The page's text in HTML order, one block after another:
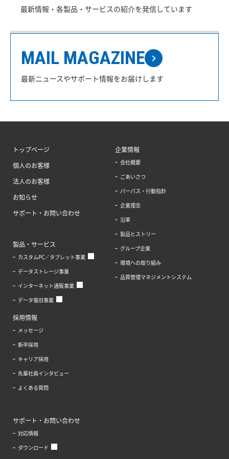
最新情報・各製品・サービスの紹介を発信しています
MAIL MAGAZINE
最新ニュースやサポート情報をお届けします
トップページ
個人のお客様
法人のお客様
お知らせ
サポート・お問い合わせ
製品・サービス
カスタムPC／タブレット事業
データストレージ事業
インターネット通販事業
データ復旧事業
企業情報
会社概要
ごあいさつ
パーパス・行動指針
企業理念
沿革
製品ヒストリー
グループ企業
環境への取り組み
品質管理マネジメントシステム
採用情報
メッセージ
新卒採用
キャリア採用
先輩社員インタビュー
よくある質問
サポート・お問い合わせ
対応情報
ダウンロード